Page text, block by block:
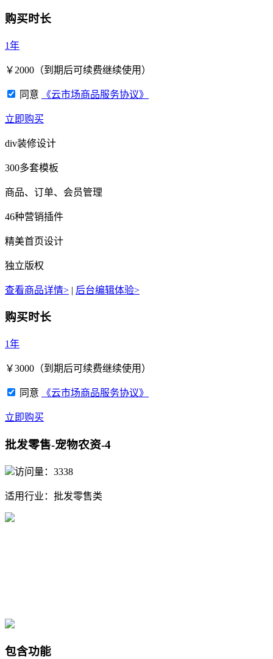
购买时长
1年
￥ 2000 （到期后可续费继续使用）
同意 《云市场商品服务协议》
立即购买
div装修设计
300多套模板
商品、订单、会员管理
46种营销插件
精美首页设计
独立版权
查看商品详情> | 后台编辑体验>
购买时长
1年
￥3000 （到期后可续费继续使用）
同意 《云市场商品服务协议》
立即购买
批发零售-宠物农资-4
访问量：3338
适用行业： 批发零售类
包含功能